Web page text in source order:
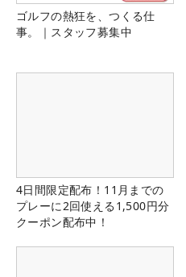
ゴルフの熱狂を、つくる仕
事。｜スタッフ募集中
4日間限定配布！11月までの
プレーに2回使える1,500円分
クーポン配布中！